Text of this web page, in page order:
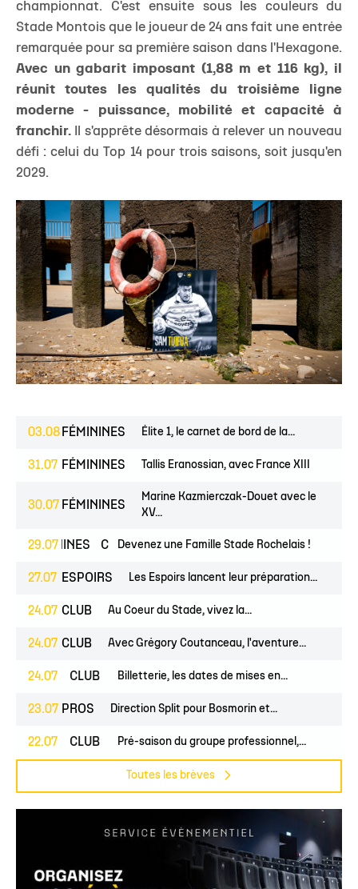
championnat. C'est ensuite sous les couleurs du
Stade Montois que le joueur de 24 ans fait une entrée
remarquée pour sa première saison dans l'Hexagone.
Avec un gabarit imposant (1,88 m et 116 kg), il
réunit toutes les qualités du troisième ligne
moderne - puissance, mobilité et capacité à
franchir.
Il s'apprête désormais à relever un nouveau
défi : celui du Top 14 pour trois saisons, soit jusqu'en
2029.
03.08 FÉMININES Élite 1, le carnet de bord de la...
31.07 FÉMININES Tallis Eranossian, avec France XIII
30.07 FÉMININES
Marine Kazmierczak-Douet avec le
XV...
29.07 CLUB Devenez une Famille Stade Rochelais !
27.07 ESPOIRS Les Espoirs lancent leur préparation...
24.07 CLUB Au Coeur du Stade, vivez la...
24.07 CLUB Avec Grégory Coutanceau, l'aventure...
24.07
PROS CLUB Billetterie, les dates de mises en...
23.07 PROS Direction Split pour Bosmorin et...
22.07
PROS CLUB Pré-saison du groupe professionnel,...
Toutes les brèves